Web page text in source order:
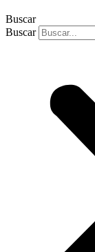
Buscar
Buscar